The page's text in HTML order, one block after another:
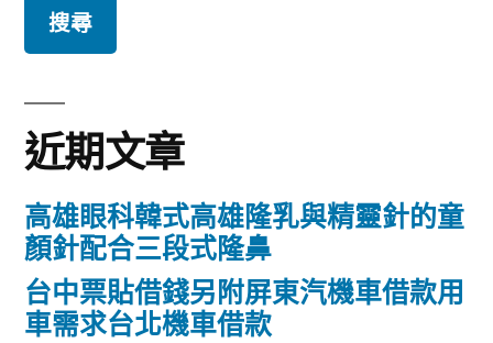
鍵
字:
近期文章
高雄眼科韓式高雄隆乳與精靈針的童
顏針配合三段式隆鼻
台中票貼借錢另附屏東汽機車借款用
車需求台北機車借款